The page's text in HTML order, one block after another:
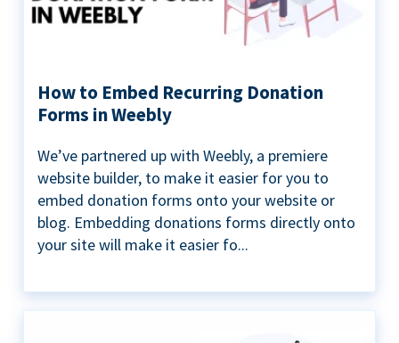
How to Embed Recurring Donation
Forms in Weebly
We’ve partnered up with Weebly, a premiere
website builder, to make it easier for you to
embed donation forms onto your website or
blog. Embedding donations forms directly onto
your site will make it easier fo...